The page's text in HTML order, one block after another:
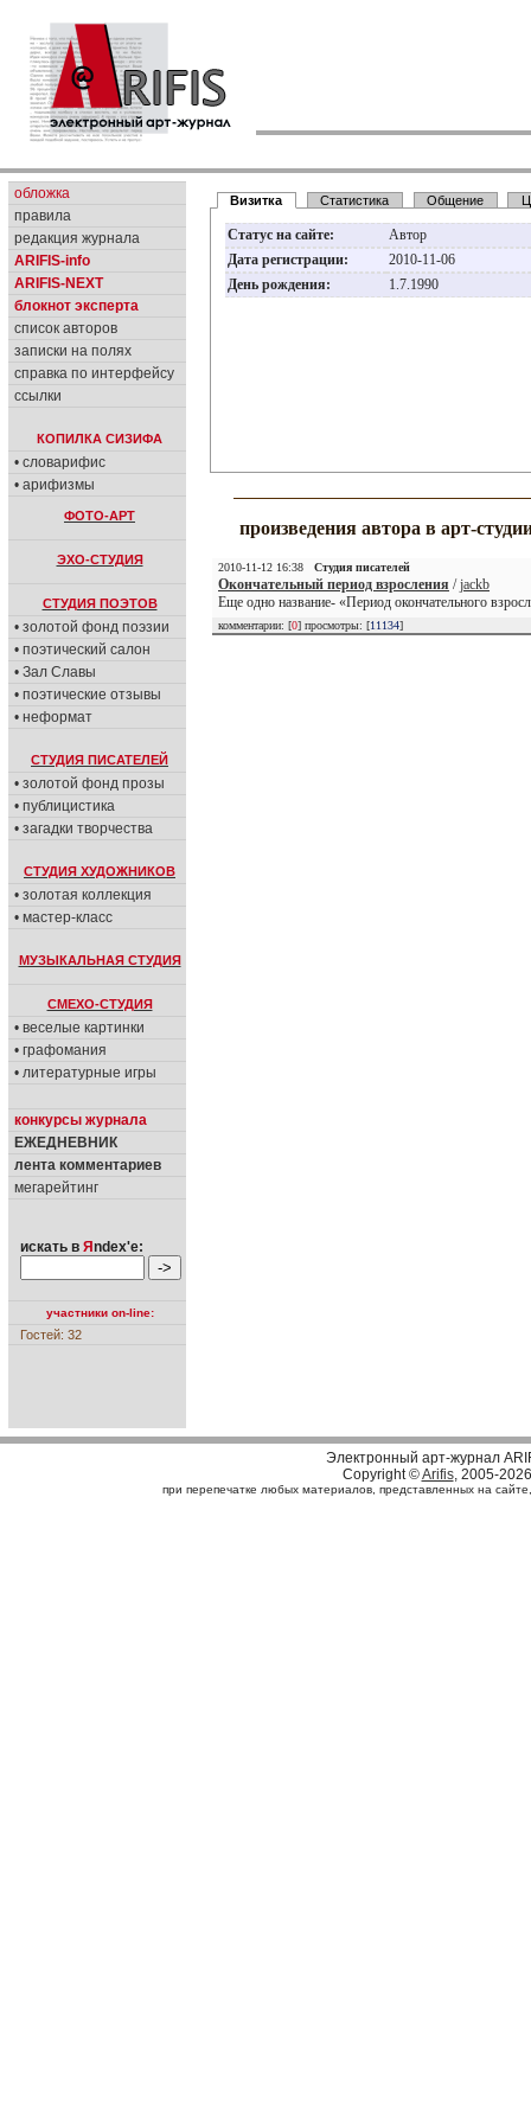
обложка
правила
редакция журнала
ARIFIS-info
ARIFIS-NEXT
блокнот эксперта
список авторов
записки на полях
справка по интерфейсу
ссылки
КОПИЛКА СИЗИФА
• словарифис
• арифизмы
ФОТО-АРТ
ЭХО-СТУДИЯ
СТУДИЯ ПОЭТОВ
• золотой фонд поэзии
• поэтический салон
• Зал Славы
• поэтические отзывы
• неформат
СТУДИЯ ПИСАТЕЛЕЙ
• золотой фонд прозы
• публицистика
• загадки творчества
СТУДИЯ ХУДОЖНИКОВ
• золотая коллекция
• мастер-класс
МУЗЫКАЛЬНАЯ СТУДИЯ
СМЕХО-СТУДИЯ
• веселые картинки
• графомания
• литературные игры
конкурсы журнала
ЕЖЕДНЕВНИК
лента комментариев
мегарейтинг
искать в Я ndex'е:
участники on-line:
Гостей: 32
Визитка Статистика Общение
Статус на сайте:
Автор
Дата регистрации:
2010-11-06
День рождения:
1.7.1990
произведения автора в арт-
2010-11-12 16:38 Студия писателей
Окончательный период взросления /jackb
Еще одно название- «Период окончательного
комментарии: [0] просмотры: [11134]
Электронный арт-журнал
Copyright ©Arifis, 2005-2026
при перепечатке любых материалов, представленных на